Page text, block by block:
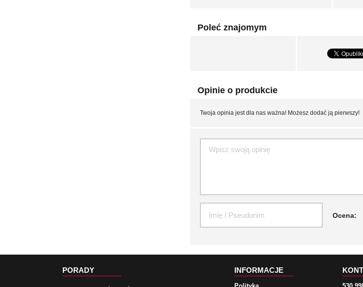
Poleć znajomym
Opinie o produkcie
Twoja opinia jest dla nas ważna! Możesz dodać ją pierwszy!
Ocena:
PORADY INFORMACJE
Polityka 530